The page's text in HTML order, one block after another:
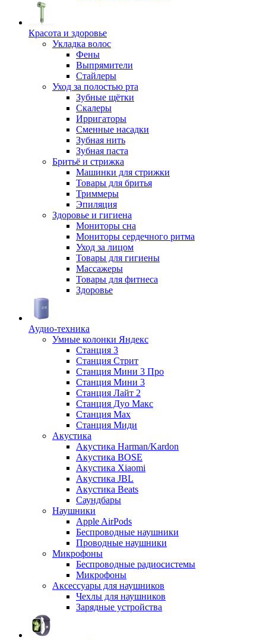
Красота и здоровье
Укладка волос
Фены
Выпрямители
Стайлеры
Уход за полостью рта
Зубные щётки
Скалеры
Ирригаторы
Сменные насадки
Зубная нить
Зубная паста
Бритьё и стрижка
Машинки для стрижки
Товары для бритья
Триммеры
Эпиляция
Здоровье и гигиена
Мониторы сна
Мониторы сердечного ритма
Уход за лицом
Товары для гигиены
Массажеры
Товары для фитнеса
Здоровье
Аудио-техника
Умные колонки Яндекс
Станция 3
Станция Стрит
Станция Мини 3 Про
Станция Мини 3
Станция Лайт 2
Станция Дуо Макс
Станция Max
Станция Миди
Акустика
Акустика Harman/Kardon
Акустика BOSE
Акустика Xiaomi
Акустика JBL
Акустика Beats
Саундбары
Наушники
Apple AirPods
Беспроводные наушники
Проводные наушники
Микрофоны
Беспроводные радиосистемы
Микрофоны
Аксессуары для наушников
Чехлы для наушников
Зарядные устройства